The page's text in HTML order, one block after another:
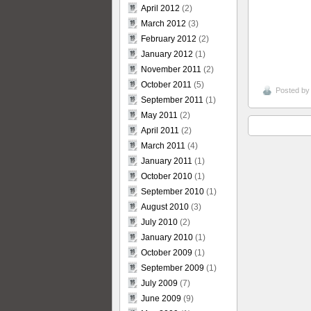
Posted by
April 2012 (2)
March 2012 (3)
February 2012 (2)
January 2012 (1)
November 2011 (2)
October 2011 (5)
September 2011 (1)
May 2011 (2)
April 2011 (2)
March 2011 (4)
January 2011 (1)
October 2010 (1)
September 2010 (1)
August 2010 (3)
July 2010 (2)
January 2010 (1)
October 2009 (1)
September 2009 (1)
July 2009 (7)
June 2009 (9)